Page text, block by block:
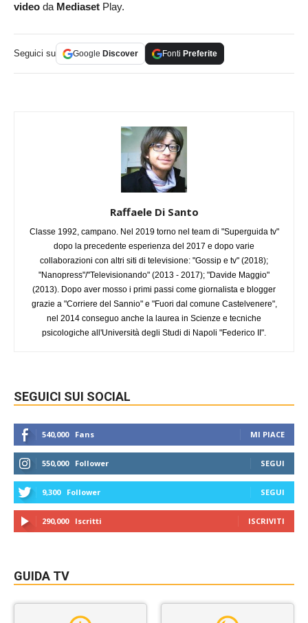
video da Mediaset Play.
Seguici su Google Discover Fonti Preferite
Raffaele Di Santo
Classe 1992, campano. Nel 2019 torno nel team di "Superguida tv"
dopo la precedente esperienza del 2017 e dopo varie
collaborazioni con altri siti di televisione: "Gossip e tv" (2018);
"Nanopress"/"Televisionando" (2013 - 2017); "Davide Maggio"
(2013). Dopo aver mosso i primi passi come giornalista e blogger
grazie a "Corriere del Sannio" e "Fuori dal comune Castelvenere",
nel 2014 conseguo anche la laurea in Scienze e tecniche
psicologiche all'Università degli Studi di Napoli "Federico II".
SEGUICI SUI SOCIAL
540,000 Fans MI PIACE
550,000 Follower SEGUI
9,300 Follower SEGUI
290,000 Iscritti ISCRIVITI
GUIDA TV